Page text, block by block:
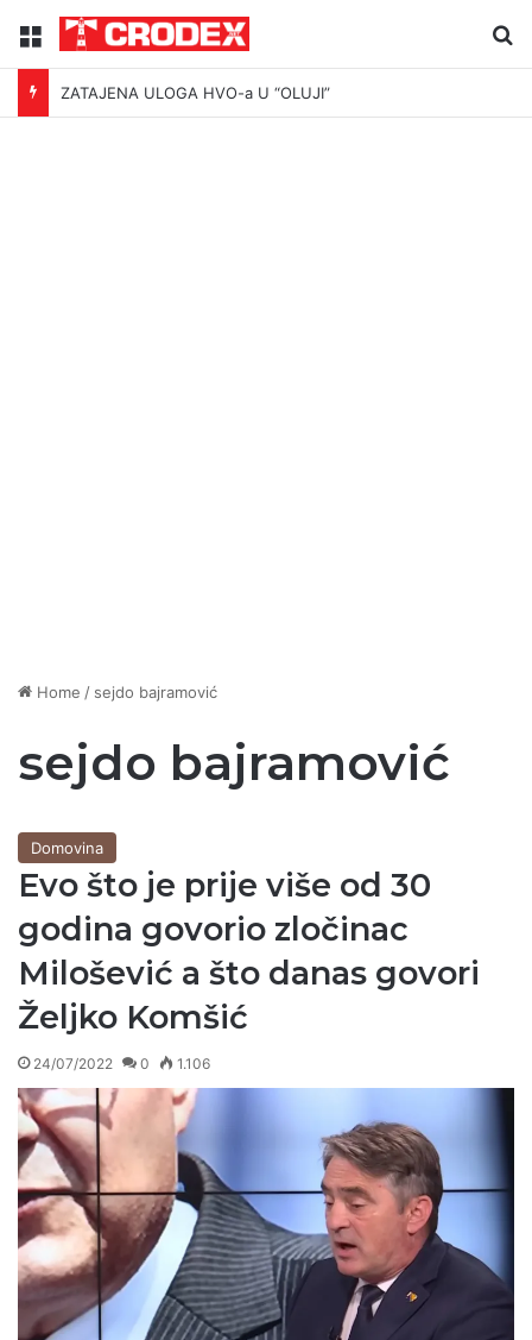
Menu
ZATAJENA ULOGA HVO-a U “OLUJI”
Home / sejdo bajramović
sejdo bajramović
Domovina
Evo što je prije više od 30
godina govorio zločinac
Milošević a što danas govori
Željko Komšić
24/07/2022 0 1.106